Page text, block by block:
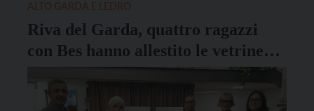
Riva del Garda, quattro ragazzi
con Bes hanno allestito le vetrine
natalizie del negozio D ME